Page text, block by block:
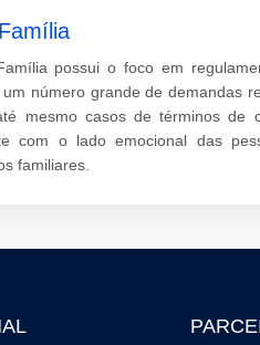
possui o foco em
número grande de demandas
mesmo casos de términos de
com o lado emocional das
familiares.